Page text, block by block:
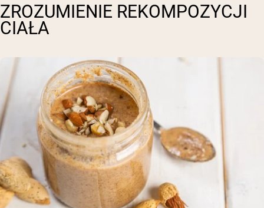
ZROZUMIENIE REKOMPOZYCJI
CIAŁA